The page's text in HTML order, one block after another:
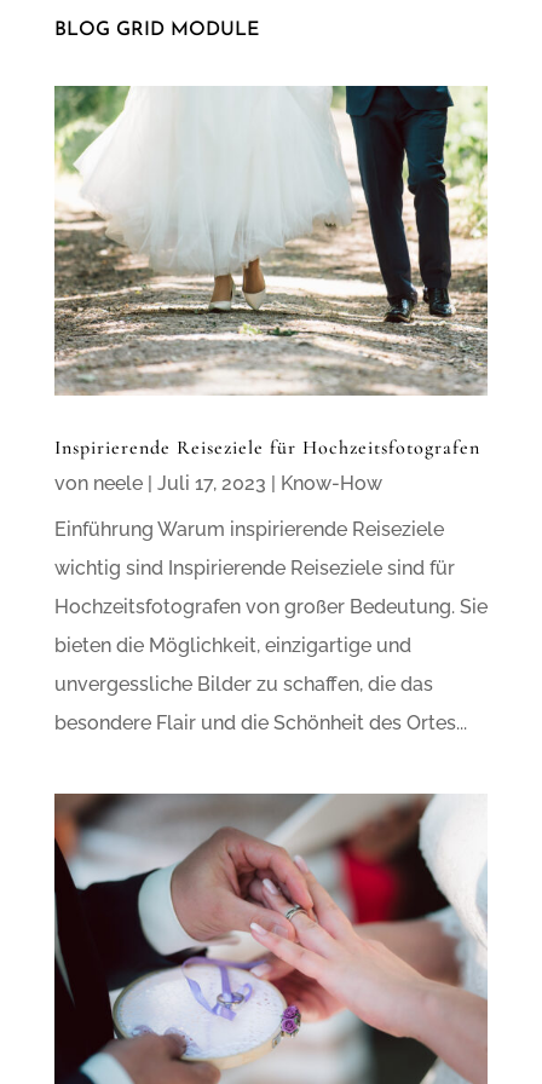
BLOG GRID MODULE
Inspirierende Reiseziele für Hochzeitsfotografen
von neele| Juli 17, 2023
Know-How
Einführung Warum inspirierende Reiseziele
wichtig sind Inspirierende Reiseziele sind für
Hochzeitsfotografen von großer Bedeutung. Sie
bieten die Möglichkeit, einzigartige und
unvergessliche Bilder zu schaffen, die das
besondere Flair und die Schönheit des Ortes...